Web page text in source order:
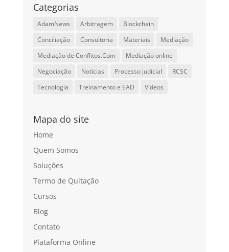
Categorias
AdamNews Arbitragem
Blockchain
Conciliação
Consultoria Materiais
Mediação
Mediação de Conflitos.Com
Mediação online
Negociação
Notícias Processo judicial
RCSC
Tecnologia
Treinamento e EAD Vídeos
Mapa do site
Home
Quem Somos
Soluções
Termo de Quitação
Cursos
Blog
Contato
Plataforma Online